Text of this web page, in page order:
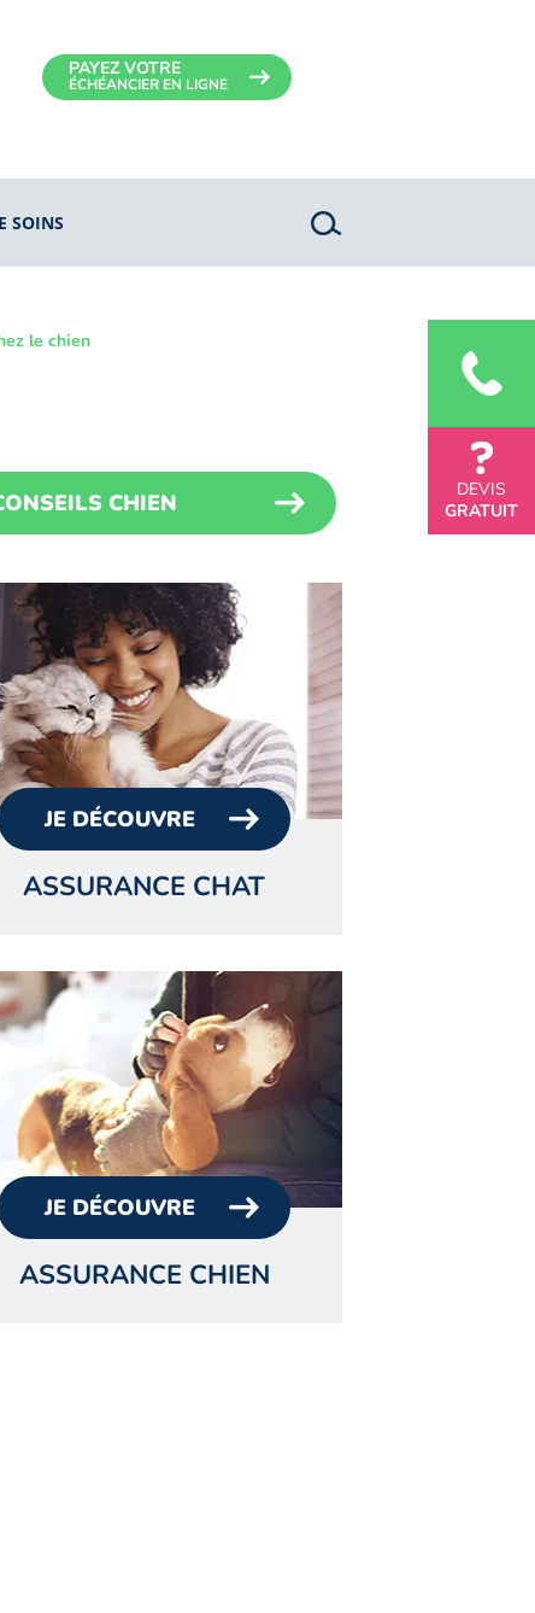
PAYEZ VOTRE
ÉCHÉANCIER EN LIGNE
SOINS
le chien
CHIEN
JE DÉCOUVRE
ASSURANCE CHAT
JE DÉCOUVRE
ASSURANCE CHIEN
DEVIS
GRATUIT